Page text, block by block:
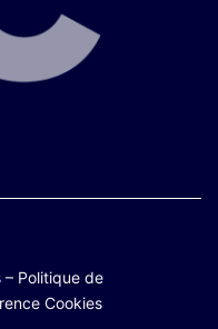
– Politique de
Cookies